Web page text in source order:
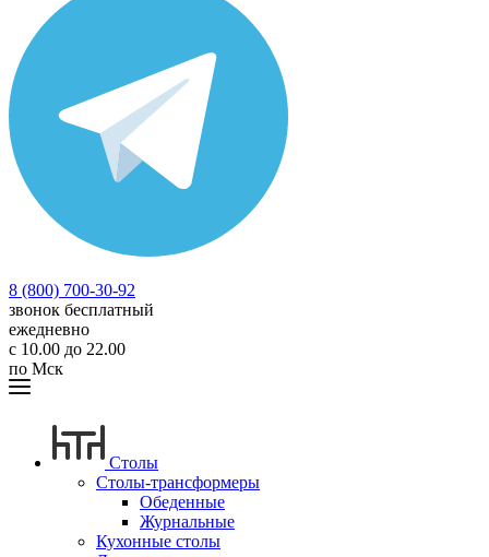
8 (800) 700-30-92
звонок бесплатный
ежедневно
с 10.00 до 22.00
по Мск
Столы
Столы-трансформеры
Обеденные
Журнальные
Кухонные столы